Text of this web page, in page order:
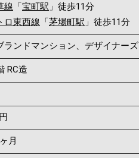
線 「宝町駅 」徒歩11分
ロ東西線 「茅場町駅 」徒歩11分
ランドマンション、デザイナーズ
RC造
円
月